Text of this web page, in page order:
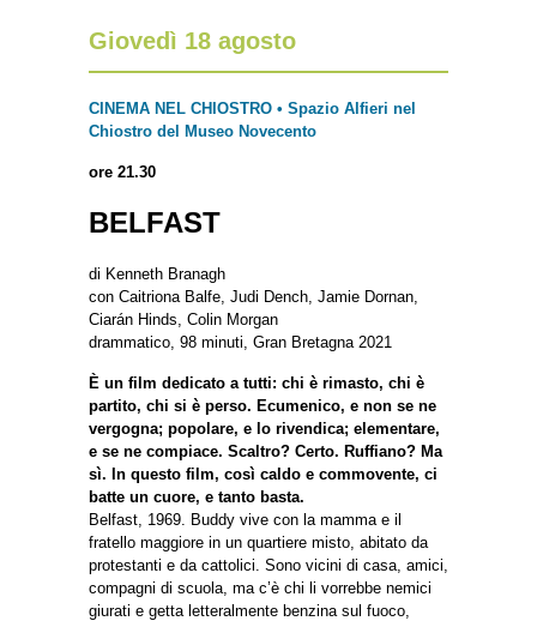
Giovedì 18 agosto
CINEMA NEL CHIOSTRO • Spazio Alfieri nel
Chiostro del Museo Novecento
ore 21.30
BELFAST
di Kenneth Branagh
con Caitriona Balfe, Judi Dench, Jamie Dornan,
Ciarán Hinds, Colin Morgan
drammatico, 98 minuti, Gran Bretagna 2021
È un film dedicato a tutti: chi è rimasto, chi è
partito, chi si è perso. Ecumenico, e non se ne
vergogna; popolare, e lo rivendica; elementare,
e se ne compiace. Scaltro? Certo. Ruffiano? Ma
sì. In questo film, così caldo e commovente, ci
batte un cuore, e tanto basta.
Belfast, 1969. Buddy vive con la mamma e il
fratello maggiore in un quartiere misto, abitato da
protestanti e da cattolici. Sono vicini di casa, amici,
compagni di scuola, ma c’è chi li vorrebbe nemici
giurati e getta letteralmente benzina sul fuoco,